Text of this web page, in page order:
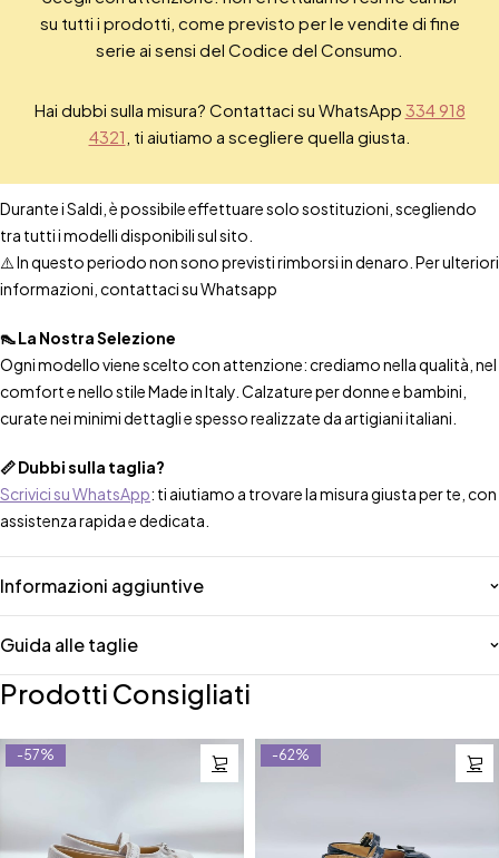
su tutti i prodotti, come previsto per le vendite di fine
serie ai sensi del Codice del Consumo.
Hai dubbi sulla misura? Contattaci su WhatsApp 334 918
4321 , ti aiutiamo a scegliere quella giusta.
Durante i Saldi, è possibile effettuare solo sostituzioni, scegliendo
tra tutti i modelli disponibili sul sito.
⚠️ In questo periodo non sono previsti rimborsi in denaro. Per ulteriori
informazioni, contattaci su Whatsapp
👠 La Nostra Selezione
Ogni modello viene scelto con attenzione: crediamo nella qualità, nel
comfort e nello stile Made in Italy. Calzature per donne e bambini,
curate nei minimi dettagli e spesso realizzate da artigiani italiani.
📏 Dubbi sulla taglia?
Scrivici su WhatsApp: ti aiutiamo a trovare la misura giusta per te, con
assistenza rapida e dedicata.
Informazioni aggiuntive
Guida alle taglie
Prodotti Consigliati
-57% -62%